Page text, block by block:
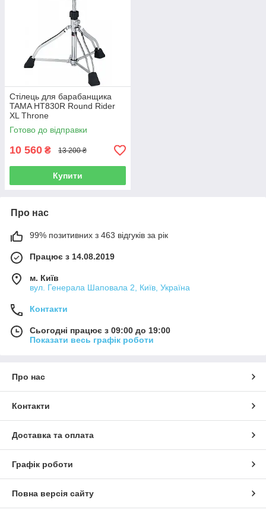
Стілець для барабанщика
TAMA HT830R Round Rider
XL Throne
Готово до відправки
10 560 ₴ 13 200 ₴
Купити
Про нас
99% позитивних з 463 відгуків за рік
Працює з 14.08.2019
м. Київ
вул. Генерала Шаповала 2, Київ, Україна
Контакти
Сьогодні працює з 09:00 до 19:00
Показати весь графік роботи
Про нас
Контакти
Доставка та оплата
Графік роботи
Повна версія сайту